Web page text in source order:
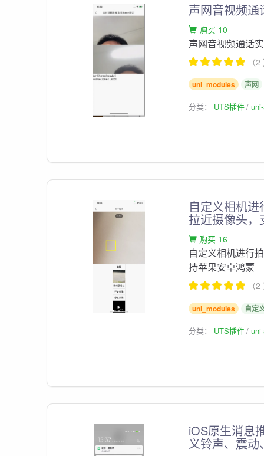
声网音视频
购买 10
声网音视频通话
（
uni_modules 声网
分类： UTS插件
自定义相机
拉近摄像头
购买 16
自定义相机进行
持苹果安卓鸿蒙
（
uni_modules 自定
分类： UTS插件
iOS原生消息
义铃声、震